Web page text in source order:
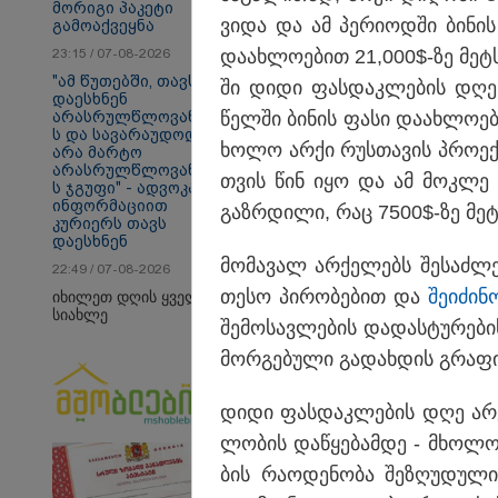
თბილისი - ანტალია
1085.80 ლარიდან
მორიგი პაკეტი
გამოაქვეყნა
23:15 / 07-08-2026
"ამ წუთებში, თავს
დაესხნენ
არასრულწლოვანები
ს და სავარაუდოდ,
არა მარტო
არასრულწლოვანები
ს ჯგუფი" - ადვოკატის
ინფორმაციით
კურიერს თავს
დაესხნენ
22:49 / 07-08-2026
იხილეთ დღის ყველა
სიახლე
ვი­და და ამ პე­რი­ოდ­ში
და­ახ­ლო­ე­ბით 21,000$-ზე
ში დიდი ფას­დაკ­ლე­ბის
წელ­ში ბი­ნის ფასი
ხოლო არქი რუს­თა­ვის
თვის წინ იყო და ამ მოკ­ლე
გაზ­რდი­ლი, რაც 7500$-ზე
მო­მა­ვალ არ­ქე­ლებს
თე­სო პი­რო­ბე­ბით და
შე­მო­სავ­ლე­ბის
მორ­გე­ბუ­ლი გა­დახ­დის
დიდი ფას­დაკ­ლე­ბის დღე
ლო­ბის და­წყე­ბამ­დე -
ბის რა­ო­დე­ნო­ბა